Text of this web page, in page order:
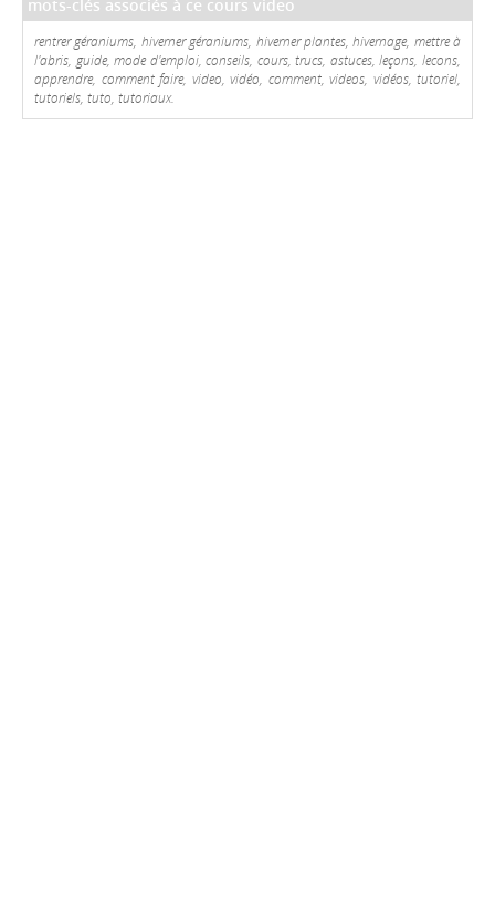
mots-clés associés à ce cours video
rentrer géraniums, hiverner géraniums, hiverner plantes, hivernage, mettre à
l'abris, guide, mode d'emploi, conseils, cours, trucs, astuces, leçons, lecons,
apprendre, comment faire, video, vidéo, comment, videos, vidéos, tutoriel,
tutoriels, tuto, tutoriaux.